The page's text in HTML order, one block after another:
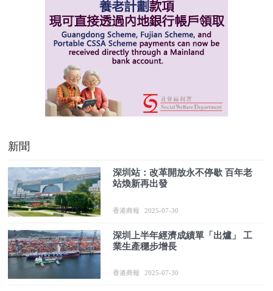
新聞
深圳站：改革開放永不停歇 百年老
站煥新再出發
香港商報 2025-07-30
深圳上半年經濟成績單「出爐」 工
業生產穩步增長
香港商報 2025-07-30